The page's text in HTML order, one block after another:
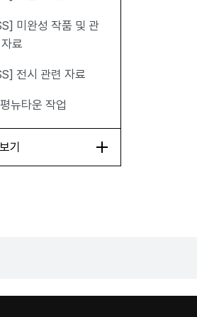
미완성 작품 및 관
료
전시 관련 자료
뉴타운 작업
기